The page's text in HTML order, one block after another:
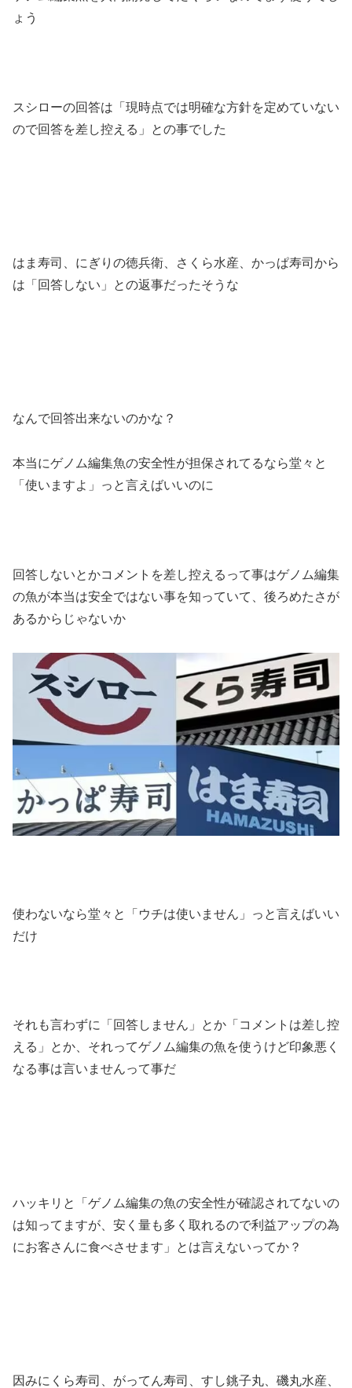
ょう
スシローの回答は「現時点では明確な方針を定めていない
ので回答を差し控える」との事でした
はま寿司、にぎりの徳兵衛、さくら水産、かっぱ寿司から
は「回答しない」との返事だったそうな
なんで回答出来ないのかな？
本当にゲノム編集魚の安全性が担保されてるなら堂々と
「使いますよ」っと言えばいいのに
回答しないとかコメントを差し控えるって事はゲノム編集
の魚が本当は安全ではない事を知っていて、後ろめたさが
あるからじゃないか
使わないなら堂々と「ウチは使いません」っと言えばいい
だけ
それも言わずに「回答しません」とか「コメントは差し控
える」とか、それってゲノム編集の魚を使うけど印象悪く
なる事は言いませんって事だ
ハッキリと「ゲノム編集の魚の安全性が確認されてないの
は知ってますが、安く量も多く取れるので利益アップの為
にお客さんに食べさせます」とは言えないってか？
因みにくら寿司、がってん寿司、すし銚子丸、磯丸水産、